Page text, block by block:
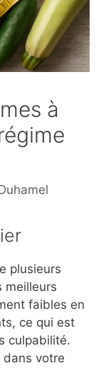
à
plusieurs
meilleurs
faibles en
ce qui est
culpabilité.
dans votre